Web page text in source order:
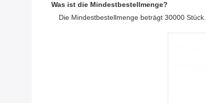
Was ist die Mindestbestellmenge?
Die Mindestbestellmenge beträgt 30000 Stück.